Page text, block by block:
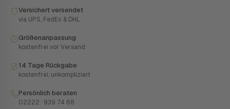
Versichert versendet
via UPS, FedEx & DHL
Größenanpassung
kostenfrei vor Versand
14 Tage Rückgabe
kostenfrei, unkompliziert
Persönlich beraten
02222 · 939 74 68